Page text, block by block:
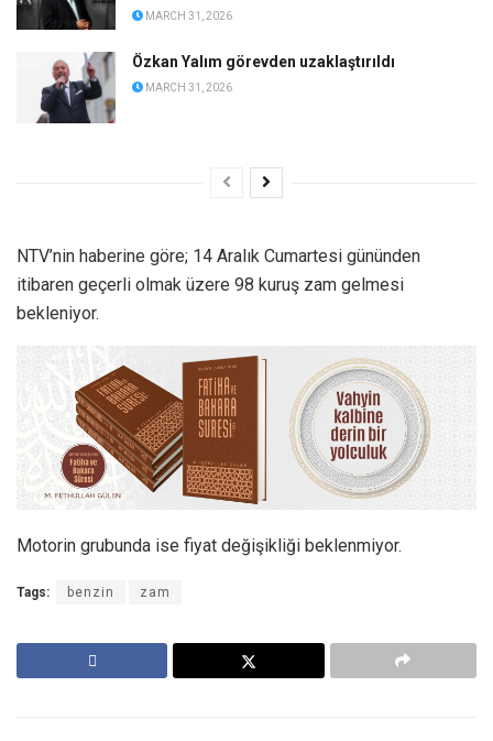
MARCH 31, 2026
Özkan Yalım görevden uzaklaştırıldı
MARCH 31, 2026
NTV’nin haberine göre; 14 Aralık Cumartesi gününden
itibaren geçerli olmak üzere 98 kuruş zam gelmesi
bekleniyor.
Motorin grubunda ise fiyat değişikliği beklenmiyor.
Tags: benzin zam